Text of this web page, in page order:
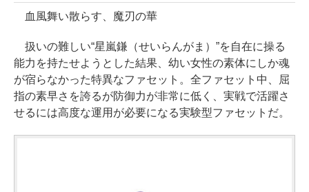
血風舞い散らす、魔刃の華
扱いの難しい“星嵐鎌（せいらんがま）”を自在に操る
能力を持たせようとした結果、幼い女性の素体にしか魂
が宿らなかった特異なファセット。全ファセット中、屈
指の素早さを誇るが防御力が非常に低く、実戦で活躍さ
せるには高度な運用が必要になる実験型ファセットだ。